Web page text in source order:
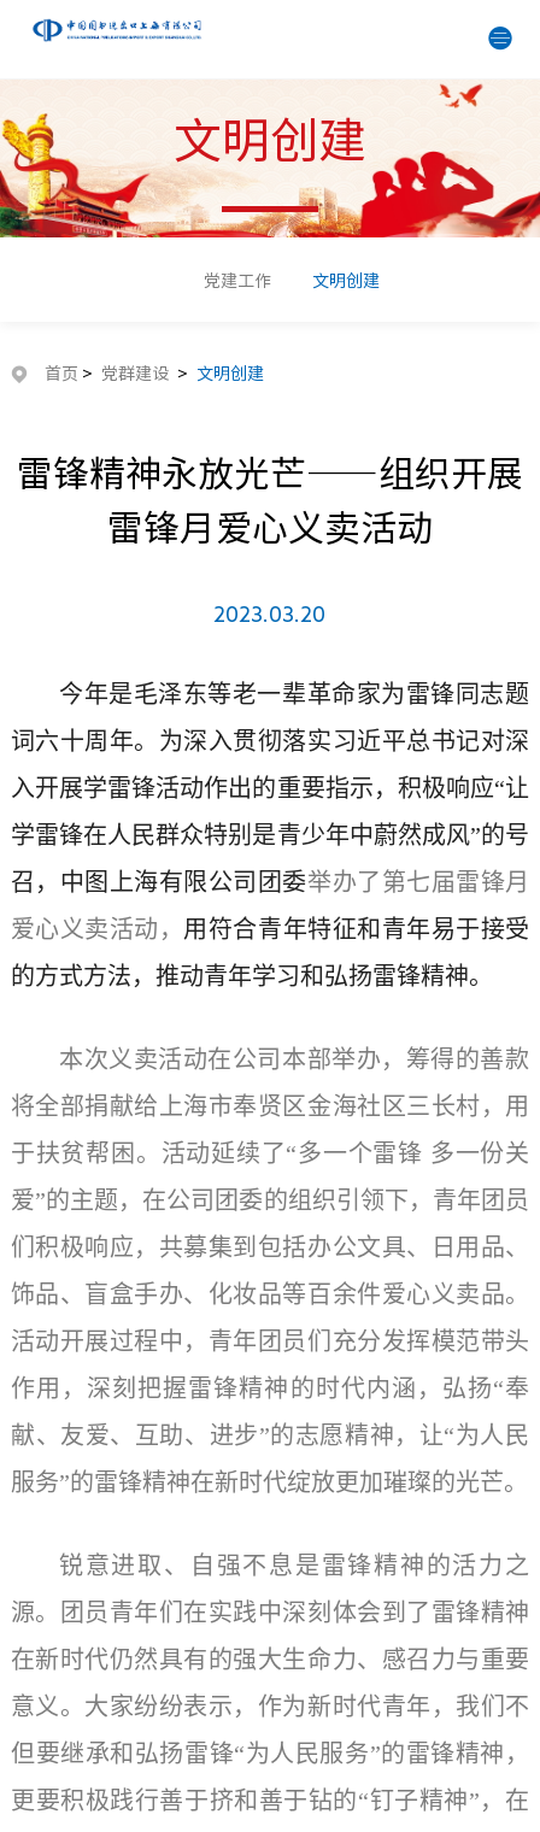
文明创建
党建工作 文明创建
首页 > 党群建设 > 文明创建
雷锋精神永放光芒——组织开展
雷锋月爱心义卖活动
2023.03.20
今年是毛泽东等老一辈革命家为雷锋同志题
词六十周年。为深入贯彻落实习近平总书记对深
入开展学雷锋活动作出的重要指示，积极响应“让
学雷锋在人民群众特别是青少年中蔚然成风”的号
召，中图上海有限公司团委举办了第七届雷锋月
爱心义卖活动， 用符合青年特征和青年易于接受
的方式方法，推动青年学习和弘扬雷锋精神。
本次义卖活动在公司本部举办，筹得的善款
将全部捐献给上海市奉贤区金海社区三长村，用
于扶贫帮困。活动延续了“多一个雷锋 多一份关
爱”的主题，在公司团委的组织引领下，青年团员
们积极响应，共募集到包括办公文具、日用品、
饰品、盲盒手办、化妆品等百余件爱心义卖品。
活动开展过程中，青年团员们充分发挥模范带头
作用，深刻把握雷锋精神的时代内涵，弘扬“奉
献、友爱、互助、进步”的志愿精神，让“为人民
服务”的雷锋精神在新时代绽放更加璀璨的光芒。
锐意进取、自强不息是雷锋精神的活力之
源。团员青年们在实践中深刻体会到了雷锋精神
在新时代仍然具有的强大生命力、感召力与重要
意义。大家纷纷表示，作为新时代青年，我们不
但要继承和弘扬雷锋“为人民服务”的雷锋精神，
更要积极践行善于挤和善于钻的“钉子精神”，在